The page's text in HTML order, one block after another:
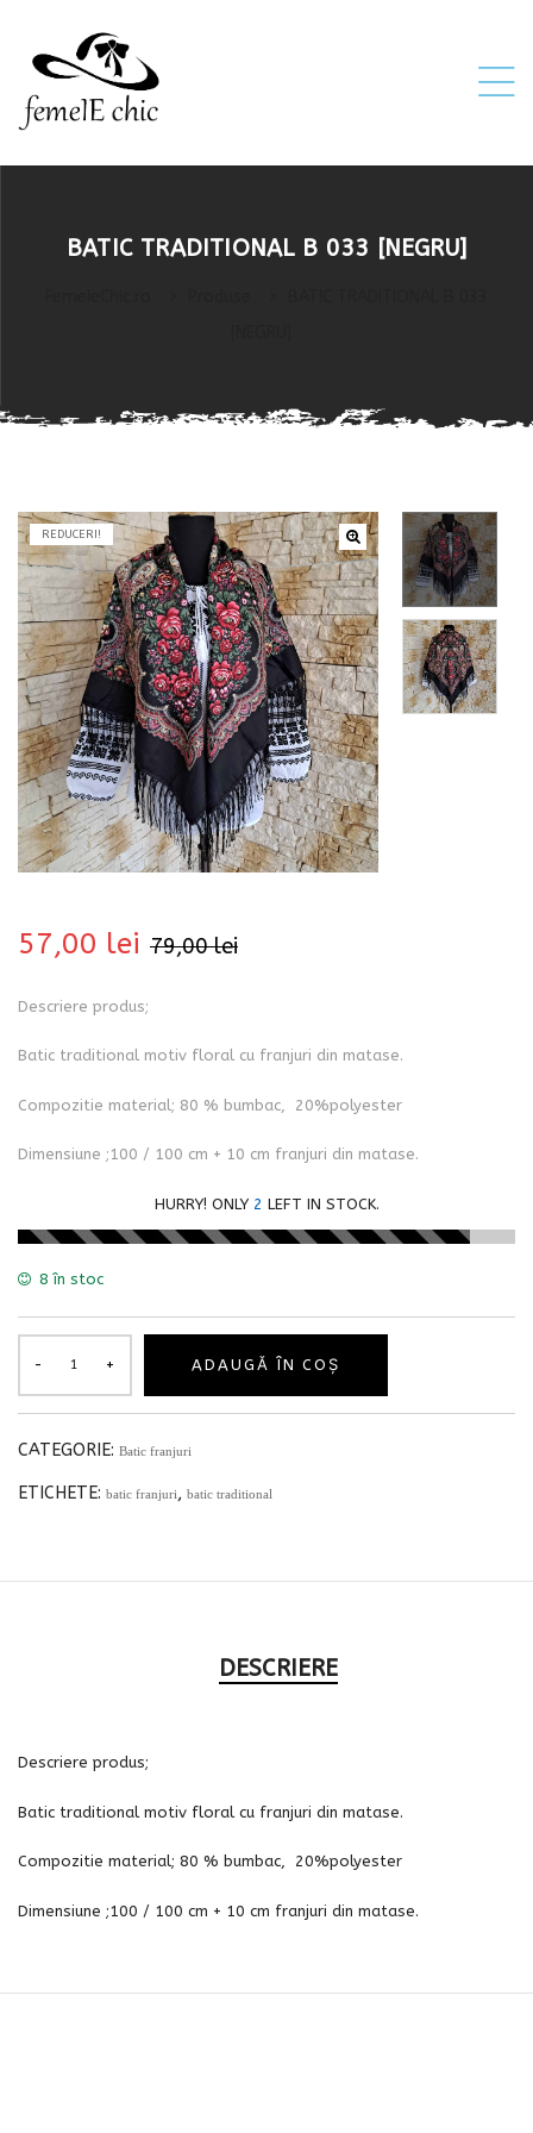
BATIC TRADITIONAL B 033 [NEGRU]
REDUCERI!
79,00lei
57,00 lei
Descriere produs;
Batic traditional motiv floral cu franjuri din matase.
Compozitie material; 80 % bumbac, 20%polyester
Dimensiune ;100 / 100 cm + 10 cm franjuri din matase.
HURRY! ONLY 2 LEFT IN STOCK.
8 în stoc
ADAUGĂ ÎN COȘ
CATEGORIE: Batic franjuri
ETICHETE: batic franjuri, batic traditional
DESCRIERE
Descriere produs;
Batic traditional motiv floral cu franjuri din matase.
Compozitie material; 80 % bumbac, 20%polyester
Dimensiune ;100 / 100 cm + 10 cm franjuri din matase.